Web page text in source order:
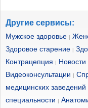
Другие сервисы:
Мужское здоровье |
Здоровое старение |
Контрацепция | Новости
Видеоконсультации |
медицинских заведений
специальности |